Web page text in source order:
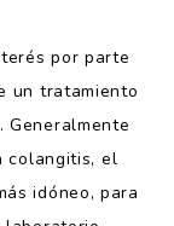
por parte
un tratamiento
Generalmente
colangitis, el
idóneo, para